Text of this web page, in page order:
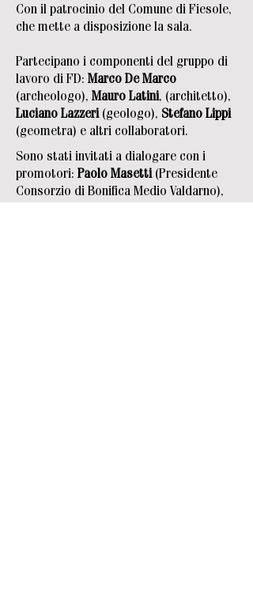
Con il patrocinio del Comune di Fiesole,
che mette a disposizione la sala.
Partecipano i componenti del gruppo di
lavoro di FD: Marco De Marco
(archeologo), Mauro Latini, (architetto),
Luciano Lazzeri (geologo), Stefano Lippi
(geometra) e altri collaboratori.
Sono stati invitati a dialogare con i
promotori: Paolo Masetti (Presidente
Consorzio di Bonifica Medio Valdarno),